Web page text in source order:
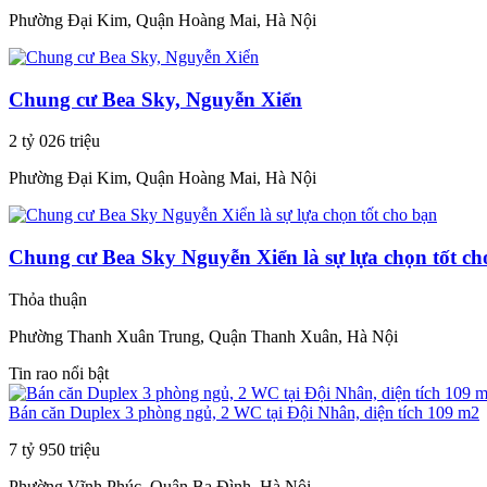
Phường Đại Kim, Quận Hoàng Mai, Hà Nội
Chung cư Bea Sky, Nguyễn Xiển
2 tỷ 026 triệu
Phường Đại Kim, Quận Hoàng Mai, Hà Nội
Chung cư Bea Sky Nguyễn Xiển là sự lựa chọn tốt
Thỏa thuận
Phường Thanh Xuân Trung, Quận Thanh Xuân, Hà Nội
Tin rao nổi bật
Bán căn Duplex 3 phòng ngủ, 2 WC tại Đội Nhân, diện tích 109 m2
7 tỷ 950 triệu